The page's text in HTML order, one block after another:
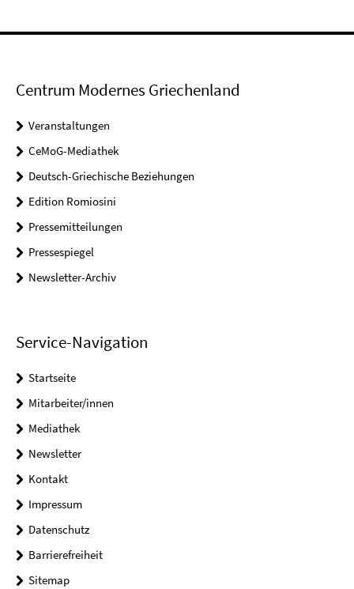
Centrum Modernes Griechenland
Veranstaltungen
CeMoG-Mediathek
Deutsch-Griechische Beziehungen
Edition Romiosini
Pressemitteilungen
Pressespiegel
Newsletter-Archiv
Service-Navigation
Startseite
Mitarbeiter/innen
Mediathek
Newsletter
Kontakt
Impressum
Datenschutz
Barrierefreiheit
Sitemap